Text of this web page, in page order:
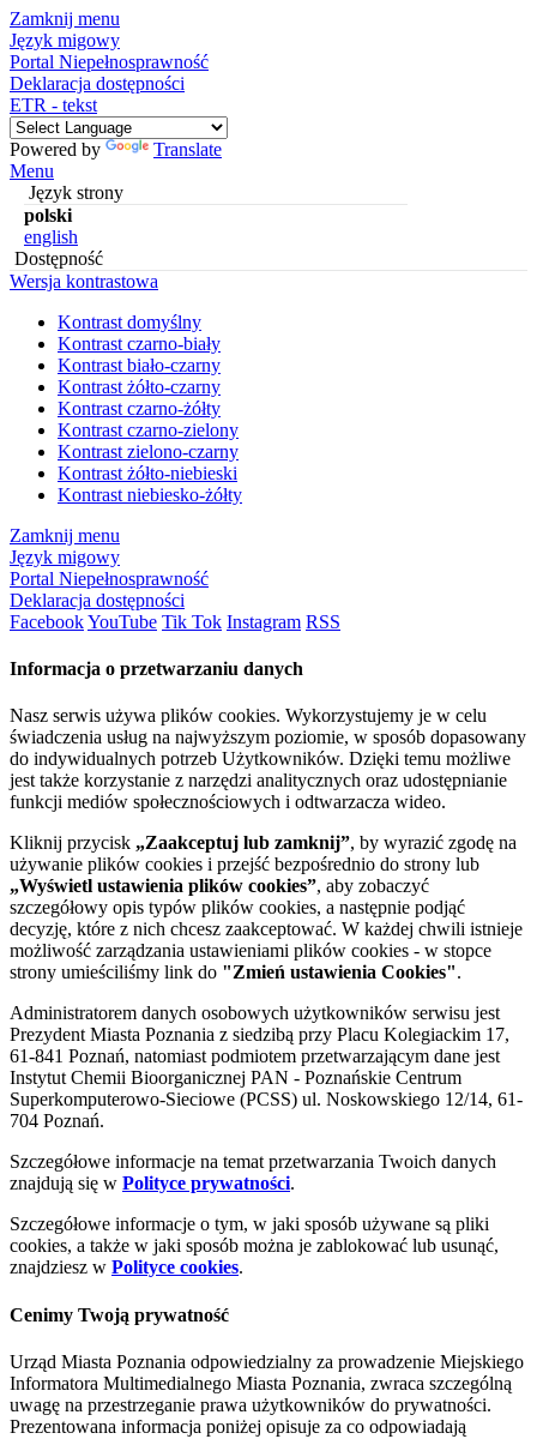
Zamknij menu
Język migowy
Portal Niepełnosprawność
Deklaracja dostępności
ETR - tekst
Powered by
Translate
Menu
Język strony
polski
english
Dostępność
Wersja kontrastowa
Kontrast domyślny
Kontrast czarno-biały
Kontrast biało-czarny
Kontrast żółto-czarny
Kontrast czarno-żółty
Kontrast czarno-zielony
Kontrast zielono-czarny
Kontrast żółto-niebieski
Kontrast niebiesko-żółty
Zamknij menu
Język migowy
Portal Niepełnosprawność
Deklaracja dostępności
FacebookYouTube Tik Tok Instagram RSS
Informacja o przetwarzaniu danych
Nasz serwis używa plików cookies. Wykorzystujemy je w celu
świadczenia usług na najwyższym poziomie, w sposób dopasowany
do indywidualnych potrzeb Użytkowników. Dzięki temu możliwe
jest także korzystanie z narzędzi analitycznych oraz udostępnianie
funkcji mediów społecznościowych i odtwarzacza wideo.
Kliknij przycisk „Zaakceptuj lub zamknij”, by wyrazić zgodę na
używanie plików cookies i przejść bezpośrednio do strony lub
„Wyświetl ustawienia plików cookies”, aby zobaczyć
szczegółowy opis typów plików cookies, a następnie podjąć
decyzję, które z nich chcesz zaakceptować. W każdej chwili istnieje
możliwość zarządzania ustawieniami plików cookies - w stopce
strony umieściliśmy link do "Zmień ustawienia Cookies".
Administratorem danych osobowych użytkowników serwisu jest
Prezydent Miasta Poznania z siedzibą przy Placu Kolegiackim 17,
61-841 Poznań, natomiast podmiotem przetwarzającym dane jest
Instytut Chemii Bioorganicznej PAN - Poznańskie Centrum
Superkomputerowo-Sieciowe (PCSS) ul. Noskowskiego 12/14, 61-
704 Poznań.
Szczegółowe informacje na temat przetwarzania Twoich danych
znajdują się w Polityce prywatności.
Szczegółowe informacje o tym, w jaki sposób używane są pliki
cookies, a także w jaki sposób można je zablokować lub usunąć,
znajdziesz w Polityce cookies.
Cenimy Twoją prywatność
Urząd Miasta Poznania odpowiedzialny za prowadzenie Miejskiego
Informatora Multimedialnego Miasta Poznania, zwraca szczególną
uwagę na przestrzeganie prawa użytkowników do prywatności.
Prezentowana informacja poniżej opisuje za co odpowiadają